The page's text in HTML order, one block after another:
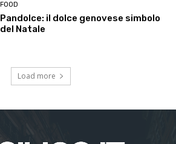
FOOD
Pandolce: il dolce genovese simbolo
del Natale
Load more